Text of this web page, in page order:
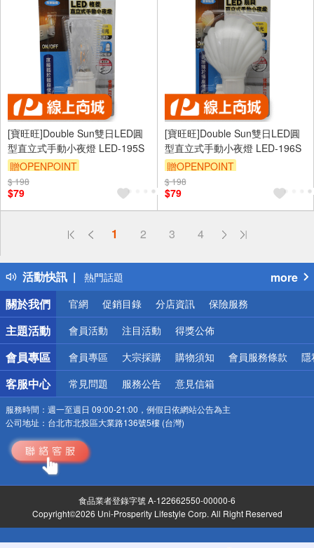
[寶旺旺]Double Sun雙日LED圓
型直立式手動小夜燈 LED-195S
贈OPENPOINT
$ 198
$79
[寶旺旺]Double Sun雙日LED圓
型直立式手動小夜燈 LED-196S
贈OPENPOINT
$ 198
$79
1 2 3 4
活動快訊
偏遠地區配送
得獎公告
熱門話題
銀行優惠
偏遠地區配送
詐騙網頁！請小心！
more
關於我們
官網 促銷目錄 分店資訊 保險服務
主題活動 會員活動 注目活動 得獎公佈
會員專區 會員專區 大宗採購 購物須知 會員服務條款 隱
客服中心 常見問題 服務公告 意見信箱
服務時間： 週一至週日 09:00-21:00，例假日依網站公告為主
公司地址： 台北市北投區大業路136號5樓 (台灣)
食品業者登錄字號 A-122662550-00000-6
Copyright©2026 Uni-Prosperity Lifestyle Corp. All Right Reserved